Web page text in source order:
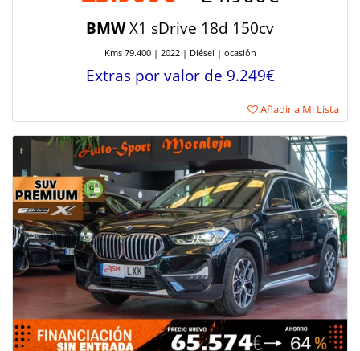
BMWX1 sDrive 18d 150cv
Kms 79.400 | 2022 | Diésel | ocasión
Extras por valor de 9.249€
Añadir a Mi Lista